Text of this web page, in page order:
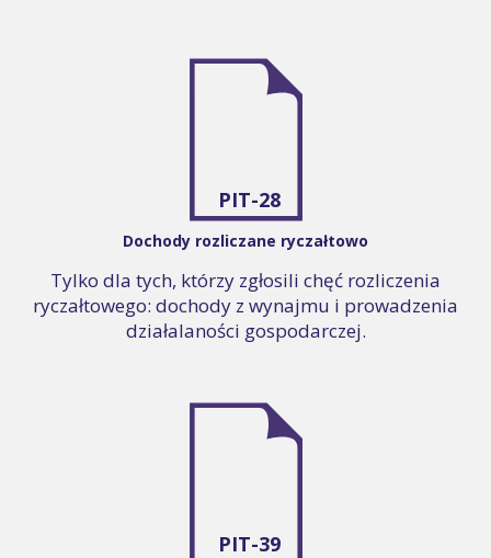
PIT-28
Dochody rozliczane ryczałtowo
Tylko dla tych, którzy zgłosili chęć rozliczenia
ryczałtowego: dochody z wynajmu i prowadzenia
działalaności gospodarczej.
PIT-39